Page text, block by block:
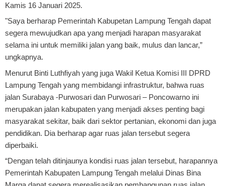
Kamis 16 Januari 2025.
"Saya berharap Pemerintah Kabupetan Lampung Tengah dapat
segera mewujudkan apa yang menjadi harapan masyarakat
selama ini untuk memiliki jalan yang baik, mulus dan lancar,”
ungkapnya.
Menurut Binti Luthfiyah yang juga Wakil Ketua Komisi III DPRD
Lampung Tengah yang membidangi infrastruktur, bahwa ruas
jalan Surabaya -Purwosari dan Purwosari – Poncowarno ini
merupakan jalan kabupaten yang menjadi akses penting bagi
masyarakat sekitar, baik dari sektor pertanian, ekonomi dan juga
pendidikan. Dia berharap agar ruas jalan tersebut segera
diperbaiki.
“Dengan telah ditinjaunya kondisi ruas jalan tersebut, harapannya
Pemerintah Kabupaten Lampung Tengah melalui Dinas Bina